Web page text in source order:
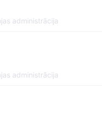
administrācija
administrācija